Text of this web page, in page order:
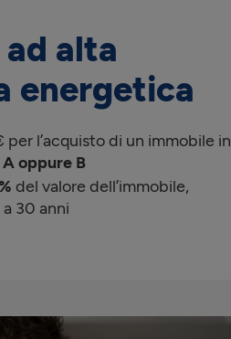
ad alta
energetica
l’acquisto di un immobile in
oppure B
del valore dell’immobile,
30 anni